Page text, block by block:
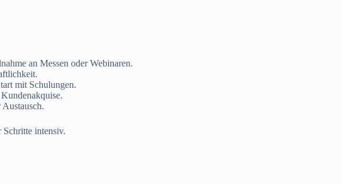
an Messen oder Webinaren.
mit Schulungen.
Schritte intensiv.